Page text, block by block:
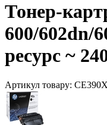
Тонер-
600/602dn/
ресурс ~
Артикул товару: